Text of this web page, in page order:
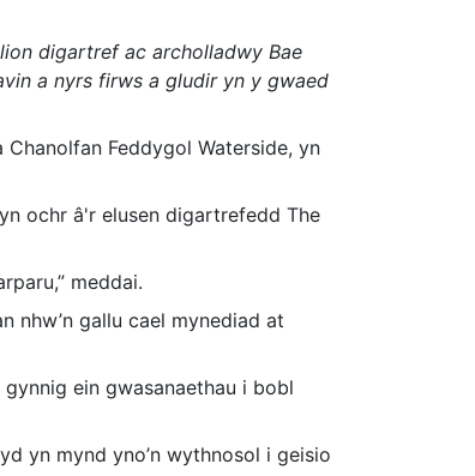
digartref ac archolladwy Bae
a nyrs firws a gludir yn y gwaed
Feddygol Waterside, yn
ochr â'r elusen digartrefedd The
meddai.
nhw’n gallu cael mynediad at
ein gwasanaethau i bobl
yn mynd yno’n wythnosol i geisio